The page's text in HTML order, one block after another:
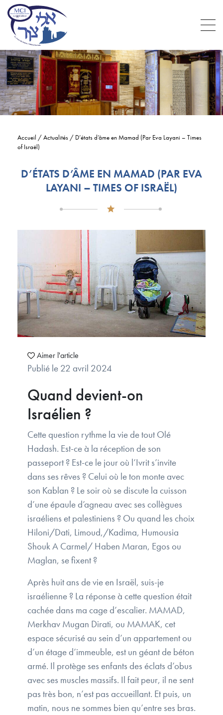
Accueil /Actualités / D’états d’âme en Mamad (Par Eva Layani – Times
of Israël)
D’ÉTATS D’ÂME EN MAMAD (PAR EVA
LAYANI – TIMES OF ISRAËL)
Aimer l'article
Publié le 22 avril 2024
Quand devient-on
Israélien ?
Cette question rythme la vie de tout Olé
Hadash. Est-ce à la réception de son
passeport ? Est-ce le jour où l’Ivrit s’invite
dans ses rêves ? Celui où le ton monte avec
son Kablan ? Le soir où se discute la cuisson
d’une épaule d’agneau avec ses collègues
israéliens et palestiniens ? Ou quand les choix
Hiloni/Dati, Limoud,/Kadima, Humousia
Shouk A Carmel/ Haben Maran, Egos ou
Maglan, se fixent ?
Après huit ans de vie en Israël, suis-je
israélienne ? La réponse à cette question était
cachée dans ma cage d’escalier. MAMAD,
Merkhav Mugan Dirati, ou MAMAK, cet
espace sécurisé au sein d’un appartement ou
d’un étage d’immeuble, est un géant de béton
armé. Il protège ses enfants des éclats d’obus
avec ses muscles massifs. Il fait peur, il ne sent
pas très bon, n’est pas accueillant. Et puis, un
matin, nous ne sommes bien qu’entre ses bras.